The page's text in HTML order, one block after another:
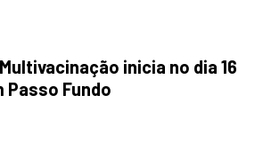
inicia no dia 16
Passo Fundo